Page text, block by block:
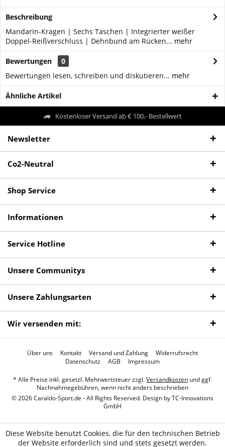
Beschreibung
Mandarin-Kragen | Sechs Taschen | Integrierter weißer
Doppel-Reißverschluss | Dehnbund am Rücken... mehr
Bewertungen
0
Bewertungen lesen, schreiben und diskutieren... mehr
Ähnliche Artikel
Kostenloser Versand ab € 100,- Bestellwert
Newsletter
Co2-Neutral
Shop Service
Informationen
Service Hotline
Unsere Communitys
Unsere Zahlungsarten
Wir versenden mit:
Über uns Kontakt Versand und Zahlung
Widerrufsrecht
Datenschutz
AGB Impressum
* Alle Preise inkl. gesetzl. Mehrwertsteuer zzgl.Versandkosten und ggf.
Nachnahmegebühren, wenn nicht anders beschrieben
© 2026 Caraldo-Sport.de - All Rights Reserved. Design byTC-Innovations
GmbH
Diese Website benutzt Cookies, die für den technischen Betrieb
der Website erforderlich sind und stets gesetzt werden.